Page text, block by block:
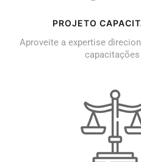
PROJETO
Aproveite a expertise